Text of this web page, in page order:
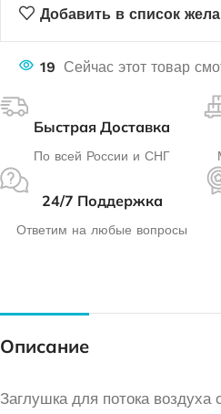
Добавить в список
19 Сейчас этот товар
Быстрая Доставка
По всей России и СНГ
24/7 Поддержка
Ответим на любые вопросы
Описание
Заглушка для потока воздуха